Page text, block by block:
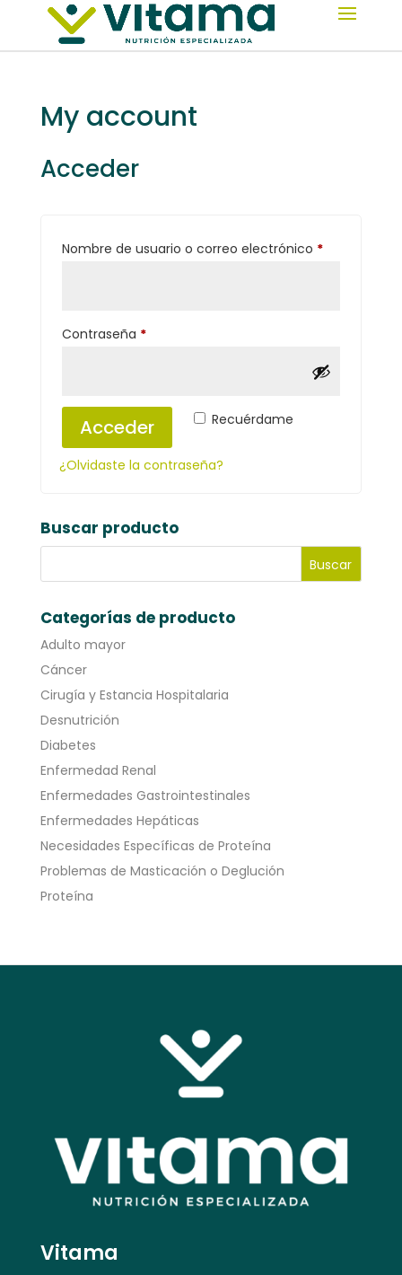
My account
Acceder
Nombre de usuario o correo electrónico *Obligatorio
Contraseña *Obligatorio
Recuérdame
Acceder
¿Olvidaste la contraseña?
Buscar producto
Categorías de producto
Adulto mayor
Cáncer
Cirugía y Estancia Hospitalaria
Desnutrición
Diabetes
Enfermedad Renal
Enfermedades Gastrointestinales
Enfermedades Hepáticas
Necesidades Específicas de Proteína
Problemas de Masticación o Deglución
Proteína
Vitama